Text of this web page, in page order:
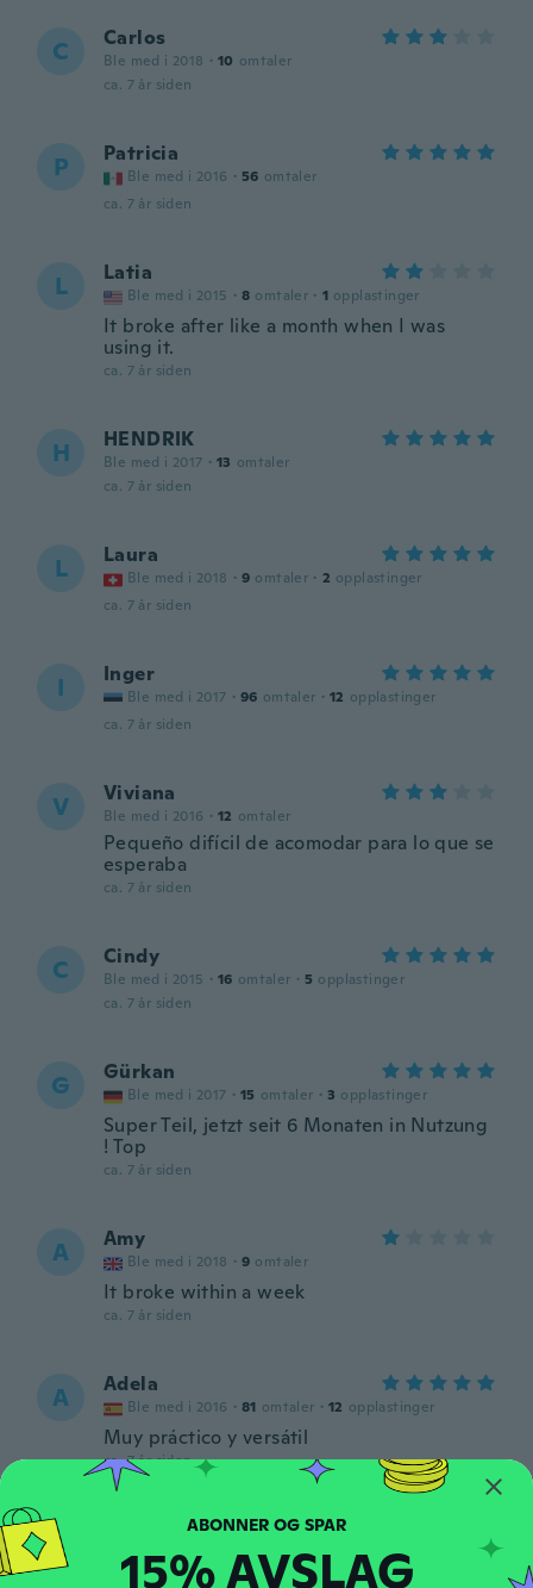
C Carlos
Ble med i 2018 · 10 omtaler
ca. 7 år siden
P Patricia
Ble med i 2016 · 56 omtaler
ca. 7 år siden
L Latia
Ble med i 2015 · 8 omtaler · 1 opplastinger
It broke after like a month when I was
using it.
ca. 7 år siden
H HENDRIK
Ble med i 2017 · 13 omtaler
ca. 7 år siden
L Laura
Ble med i 2018 · 9 omtaler · 2 opplastinger
ca. 7 år siden
I Inger
Ble med i 2017 · 96 omtaler · 12 opplastinger
ca. 7 år siden
V Viviana
Ble med i 2016 · 12 omtaler
Pequeño difícil de acomodar para lo que se
esperaba
ca. 7 år siden
C Cindy
Ble med i 2015 · 16 omtaler · 5 opplastinger
ca. 7 år siden
G Gürkan
Ble med i 2017 · 15 omtaler · 3 opplastinger
Super Teil, jetzt seit 6 Monaten in Nutzung
! Top
ca. 7 år siden
A Amy
Ble med i 2018 · 9 omtaler
It broke within a week
ca. 7 år siden
A Adela
Ble med i 2016 · 81 omtaler · 12 opplastinger
Muy práctico y versátil
ca. 7 år siden
F Francisco
Ble med i 2015 · 21 omtaler · 4
opplastinger
ca. 7 år siden
15% AVSLAG